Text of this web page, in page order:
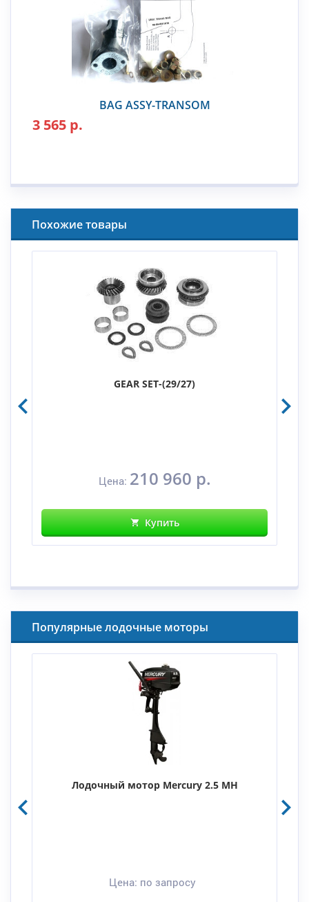
BAG ASSY-TRANSOM
3 565 р.
Похожие товары
GEAR SET-(29/27)
Цена: 210 960 р.
Купить
Популярные лодочные моторы
Лодочный мотор Mercury 2.5 MH
Цена: по запросу